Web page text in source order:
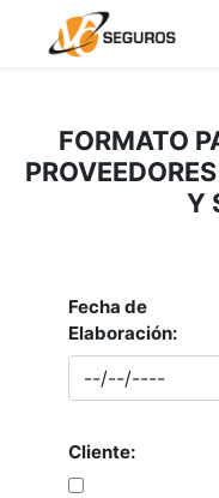
FORMATO
Y
Fecha de
Elaboración:
Cliente: